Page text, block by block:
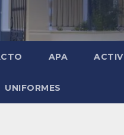
APA
UNIFORMES